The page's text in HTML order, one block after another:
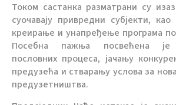
Током састанка разматрани су
суочавају привредни субјекти,
креирање и унапређење програма
Посебна пажња посвећена је
пословних процеса, јачању
предузећа и стварању услова за
предузетништва.